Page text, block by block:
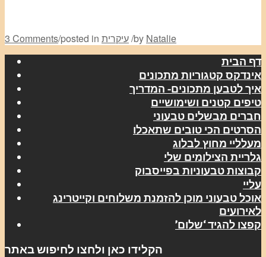
3 Comments/posted in עיקרית/by Natalie
דף הבית
אינדקס קטגוריות מתכונים
איך לטבען מתכונים- המדריך
טיפים קטנים ושימושיים
חברים מבשלים טבעוני
הסרטים הכי טובים שתאכלו
מעלליי מחוץ לבלוג
גלריית הצילומים שלי
קבוצות טבעוניות בפייסבוק
עליי
אוכל טבעוני מוכן להזמנת משלוחים וקייטרינג
לאירועים
קפצו להגיד ‘שלום’
הקלידו כאן ולחצו לחיפוש באתר